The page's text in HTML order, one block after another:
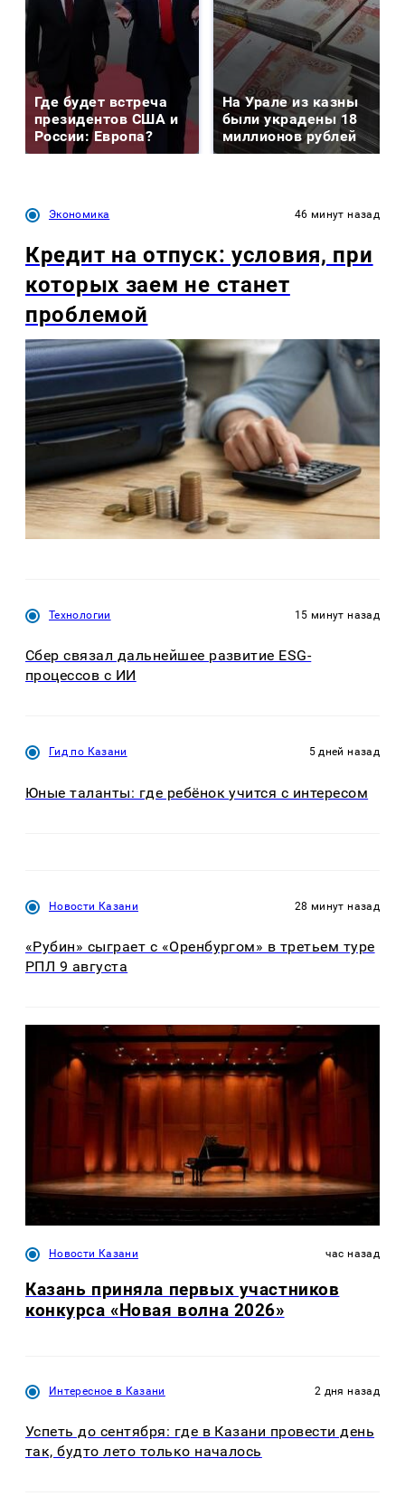
Где будет встреча
президентов США и
России: Европа?
На Урале из казны
были украдены 18
миллионов рублей
Экономика 46 минут назад
Кредит на отпуск: условия, при
которых заем не станет
проблемой
Технологии 15 минут назад
Сбер связал дальнейшее развитие ESG-
процессов с ИИ
Гид по Казани 5 дней назад
Юные таланты: где ребёнок учится с интересом
Новости Казани 28 минут назад
«Рубин» сыграет с «Оренбургом» в третьем туре
РПЛ 9 августа
Новости Казани час назад
Казань приняла первых участников
конкурса «Новая волна 2026»
Интересное в Казани 2 дня назад
Успеть до сентября: где в Казани провести день
так, будто лето только началось